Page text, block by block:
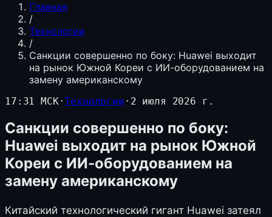
Главная
/
Технологии
/
Санкции совершенно по боку: Huawei выходит
на рынок Южной Кореи с ИИ-оборудованием на
замену американскому
17:31 МСК·Технологии · 2 июля 2026 г.
Санкции совершенно по боку:
Huawei выходит на рынок Южной
Кореи с ИИ-оборудованием на
замену американскому
Китайский технологический гигант Huawei затеял